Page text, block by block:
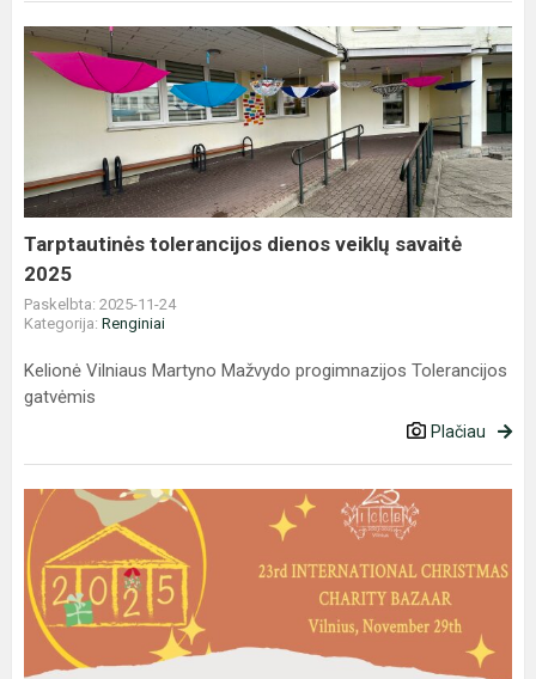
Tarptautinės
tolerancijos
dienos
2025
Tarptautinės tolerancijos dienos veiklų savaitė
2025
Paskelbta: 2025-11-24
Kategorija: Renginiai
Kelionė Vilniaus Martyno Mažvydo progimnazijos Tolerancijos
gatvėmis
Plačiau
Angelai
Tarptautinei
Kalėdų
labdaros
mugei
2025